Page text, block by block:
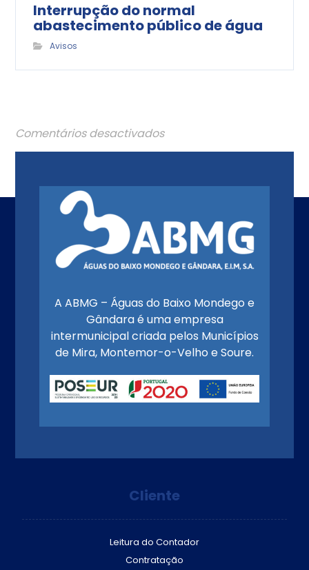
Interrupção do normal
abastecimento público de água
Avisos
Comentários desactivados
A ABMG – Águas do Baixo Mondego e
Gândara é uma empresa
intermunicipal criada pelos Municípios
de Mira, Montemor-o-Velho e Soure.
Cliente
Leitura do Contador
Contratação